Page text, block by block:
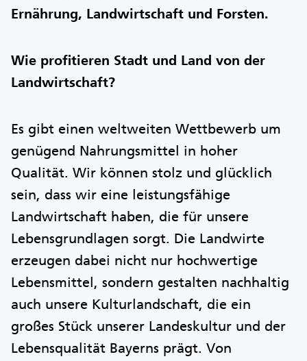
Ernährung, Landwirtschaft und Forsten.
Wie profitieren Stadt und Land von der
Landwirtschaft?
Es gibt einen weltweiten Wettbewerb um
genügend Nahrungsmittel in hoher
Qualität. Wir können stolz und glücklich
sein, dass wir eine leistungsfähige
Landwirtschaft haben, die für unsere
Lebensgrundlagen sorgt. Die Landwirte
erzeugen dabei nicht nur hochwertige
Lebensmittel, sondern gestalten nachhaltig
auch unsere Kulturlandschaft, die ein
großes Stück unserer Landeskultur und der
Lebensqualität Bayerns prägt. Von